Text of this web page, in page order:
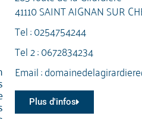
41110 SAINT AIGNAN SUR
Tel :0254754244
Tel 2 :0672834234
Email :
Plus d'infos